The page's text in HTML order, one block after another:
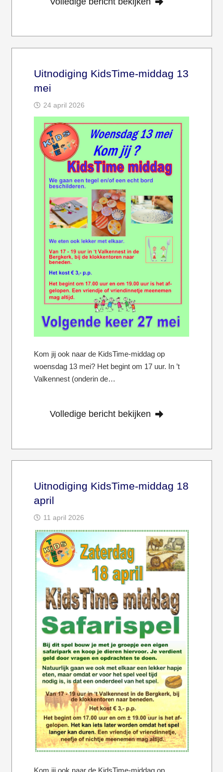
Uitnodiging KidsTime-middag 13
mei
24 april 2026
Kom jij ook naar de KidsTime-middag op
woensdag 13 mei? Het begint om 17 uur. In ’t
Valkennest (onderin de…
Volledige bericht bekijken
Uitnodiging KidsTime-middag 18
april
11 april 2026
Kom jij ook naar de KidsTime-middag op